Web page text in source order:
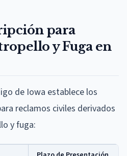
para
y Fuga en
de Iowa establece los
reclamos civiles derivados
y fuga: